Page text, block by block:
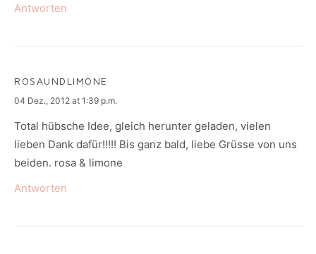
Antworten
ROSAUNDLIMONE
says:
04 Dez., 2012 at 1:39 p.m.
Total hübsche Idee, gleich herunter geladen, vielen
lieben Dank dafür!!!!! Bis ganz bald, liebe Grüsse von uns
beiden. rosa & limone
Antworten